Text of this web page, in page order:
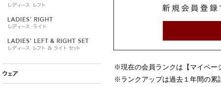
※現在の会員ランクは【マイペー
※ランクアップは過去１年間の累